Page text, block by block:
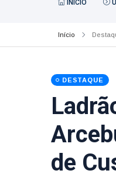
INÍCIO
Início
DESTAQUE
de